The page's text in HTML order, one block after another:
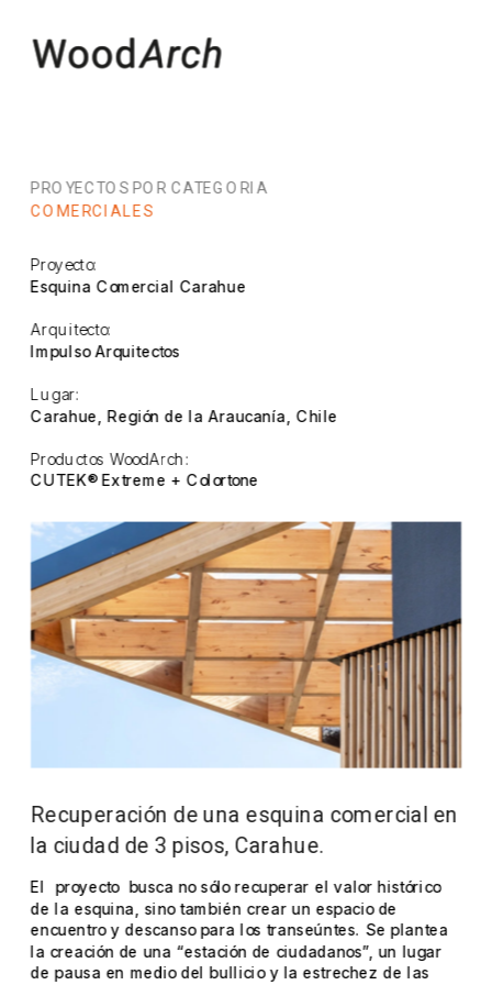
PROYECTOS POR CATEGORIA
COMERCIALES
Proyecto:
Esquina Comercial Carahue
Arquitecto:
Impulso Arquitectos
Lugar:
Carahue, Región de la Araucanía, Chile
Productos WoodArch:
CUTEK® Extreme + Colortone
Recuperación de una esquina comercial en
la ciudad de 3 pisos, Carahue.
El  proyecto  busca no sólo recuperar el valor histórico
de la esquina, sino también crear un espacio de
encuentro y descanso para los transeúntes. Se plantea
la creación de una “estación de ciudadanos”, un lugar
de pausa en medio del bullicio y la estrechez de las